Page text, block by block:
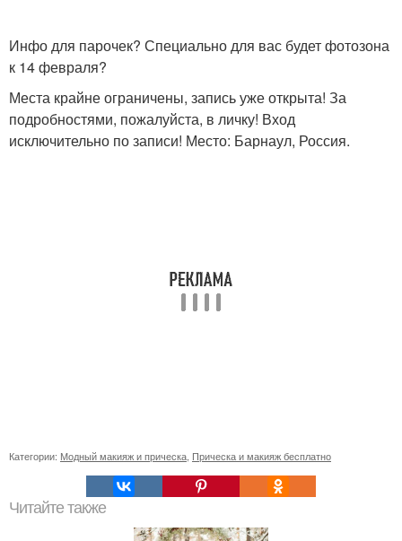
Инфо для парочек? Специально для вас будет фотозона
к 14 февраля?
Места крайне ограничены, запись уже открыта! За
подробностями, пожалуйста, в личку! Вход
исключительно по записи! Место: Барнаул, Россия.
Категории: Модный макияж и прическа Прическа и макияж бесплатно
Читайте также